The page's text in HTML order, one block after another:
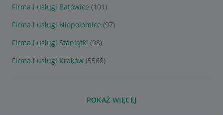
Firma i usługi Batowice (101)
Firma i usługi Niepołomice (97)
Firma i usługi Staniątki (98)
Firma i usługi Kraków (5560)
POKAŻ WIĘCEJ